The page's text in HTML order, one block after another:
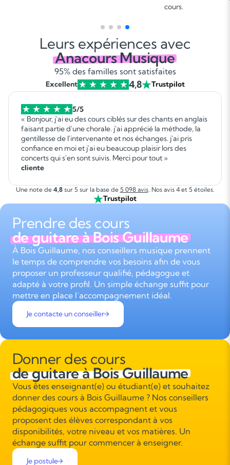
gagnant !
Leurs expériences avec
Anacours Musique
95% des familles sont satisfaites
Excellent 4,8 Trustpilot
5/5
« Bonjour, j'ai eu des cours ciblés sur des chants en anglais
faisant partie d'une chorale. j'ai apprécié la méthode, la
gentillesse de l'intervenante et nos échanges. j'ai pris
confiance en moi et j'ai eu beaucoup plaisir lors des
concerts qui s'en sont suivis. Merci pour tout »
cliente
Une note de 4,8sur 5 sur la base de 5 098 avis. Nos avis 4 et 5 étoiles.
Trustpilot
Prendre des cours
de guitare à Bois Guillaume
À Bois Guillaume, nos conseillers musique prennent
le temps de comprendre vos besoins afin de vous
proposer un professeur qualifié, pédagogue et
adapté à votre profil. Un simple échange suffit pour
mettre en place l’accompagnement idéal.
Je contacte un conseiller
Donner des cours
de guitare à Bois Guillaume
Vous êtes enseignant(e) ou étudiant(e) et souhaitez
donner des cours à Bois Guillaume ? Nos conseillers
pédagogiques vous accompagnent et vous
proposent des élèves correspondant à vos
disponibilités, votre niveau et vos matières. Un
échange suffit pour commencer à enseigner.
Je postule